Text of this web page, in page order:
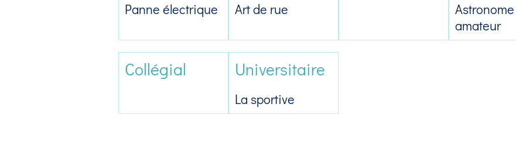
Panne électrique Art de rue
Astronome
amateur
Collégial Universitaire
La sportive